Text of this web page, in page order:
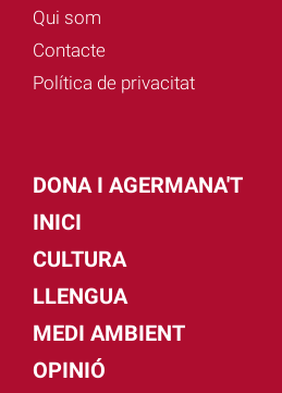
Qui som
Contacte
Política de privacitat
DONA I AGERMANA'T
INICI
CULTURA
LLENGUA
MEDI AMBIENT
OPINIÓ